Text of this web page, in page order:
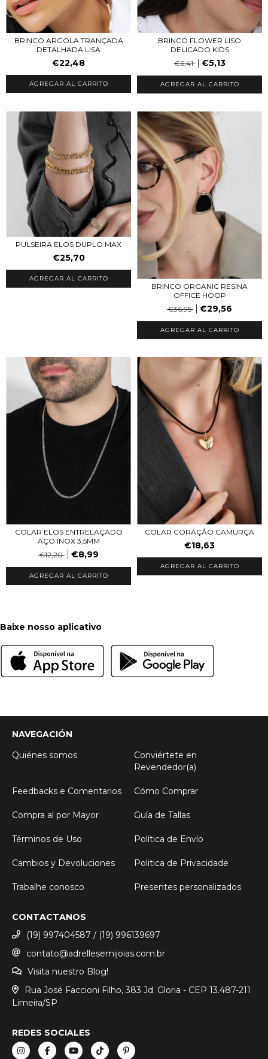
BRINCO ARGOLA TRANÇADA
DETALHADA LISA
€22,48
AGREGAR AL CARRITO
BRINCO FLOWER LISO
DELICADO KIDS
€6,41
€5,13
PULSEIRA ELOS DUPLO MAX
€25,70
BRINCO ORGANIC RESINA
OFFICE HOOP
€36,95
€29,56
AGREGAR AL CARRITO
COLAR ELOS ENTRELAÇADO
AÇO INOX 3,5MM
€12,20
€8,99
COLAR CORAÇÃO CAMURÇA
€18,63
AGREGAR AL CARRITO
Baixe nosso aplicativo
NAVEGACIÓN
Quiénes somos
Conviértete en
Revendedor(a)
Feedbacks e Comentarios Cómo Comprar
Compra al por Mayor Guía de Tallas
Términos de Uso Política de Envío
Cambios y Devoluciones Politica de Privacidade
Trabalhe conosco Presentes personalizados
CONTACTANOS
(19) 997404587 / (19) 996139697
contato@adrellesemijoias.com.br
Visita nuestro Blog!
Rua José Faccioni Filho, 383 Jd. Gloria - CEP 13.487-211
Limeira/SP
REDES SOCIALES